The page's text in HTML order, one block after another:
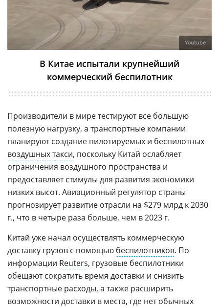
Youtube
В Китае испытали крупнейший
коммерческий беспилотник
Производители в мире тестируют все большую
полезную нагрузку, а транспортные компании
планируют создание пилотируемых и беспилотных
воздушных такси, поскольку Китай ослабляет
ограничения воздушного пространства и
предоставляет стимулы для развития экономики
низких высот. Авиационный регулятор страны
прогнозирует развитие отрасли на $279 млрд к 2030
г., что в четыре раза больше, чем в 2023 г.
Китай уже начал осуществлять коммерческую
доставку грузов с помощью беспилотников. По
информации Reuters, грузовые беспилотники
обещают сократить время доставки и снизить
транспортные расходы, а также расширить
возможности доставки в места, где нет обычных